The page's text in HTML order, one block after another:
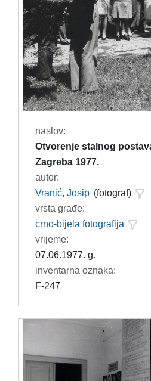
naslov:
Otvorenje stalnog
Zagreba 1977.
autor:
Vranić, Josip (fotograf)
vrsta građe:
crno-bijela fotografija
vrijeme:
07.06.1977. g.
inventarna oznaka:
F-247